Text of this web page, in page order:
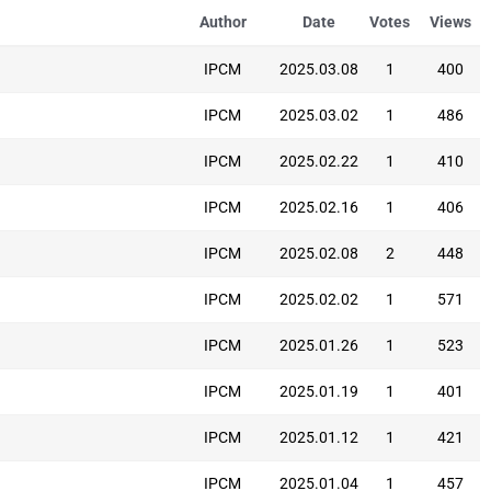
Author Date Votes Views
IPCM 2025.03.08 1 400
IPCM 2025.03.02 1 486
IPCM 2025.02.22 1 410
IPCM 2025.02.16 1 406
IPCM 2025.02.08 2 448
IPCM 2025.02.02 1 571
IPCM 2025.01.26 1 523
IPCM 2025.01.19 1 401
IPCM 2025.01.12 1 421
IPCM 2025.01.04 1 457